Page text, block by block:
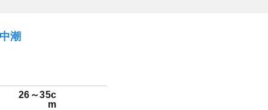
潮
26～35c
m